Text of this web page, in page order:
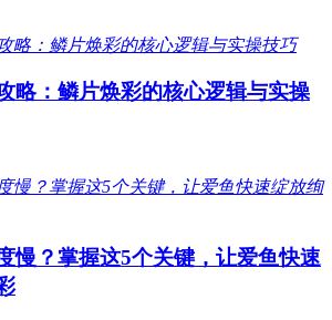
略：鳞片焕彩的核心逻辑与实操
慢？掌握这5个关键，让爱鱼快速